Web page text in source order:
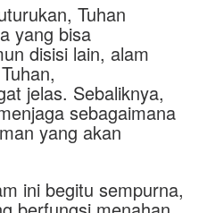
Tuhan
yang bisa
disisi lain, alam
jelas. Sebaliknya,
sebagaimana
yang akan
ini begitu sempurna,